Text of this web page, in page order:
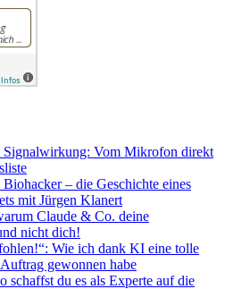
Signalwirkung: Vom Mikrofon direkt
– die Geschichte eines
mit Jürgen Klanert
Claude & Co. deine
nicht dich!
Wie ich dank KI eine tolle
gewonnen habe
schaffst du es als Experte auf die